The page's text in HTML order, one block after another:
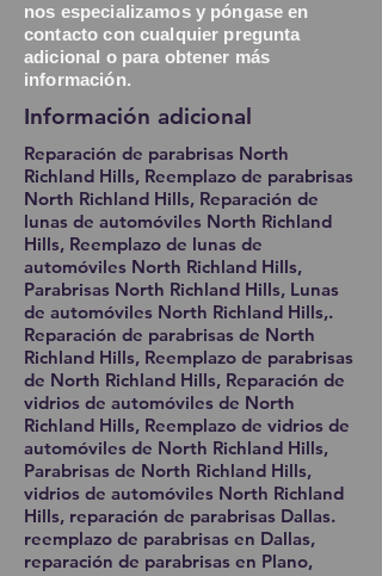
nos especializamos y póngase en
contacto con cualquier pregunta
adicional o para obtener más
información.
Información adicional
Reparación de parabrisas North
Richland Hills, Reemplazo de parabrisas
North Richland Hills, Reparación de
lunas de automóviles North Richland
Hills, Reemplazo de lunas de
automóviles North Richland Hills,
Parabrisas North Richland Hills, Lunas
de automóviles North Richland Hills,.
Reparación de parabrisas de North
Richland Hills, Reemplazo de parabrisas
de North Richland Hills, Reparación de
vidrios de automóviles de North
Richland Hills, Reemplazo de vidrios de
automóviles de North Richland Hills,
Parabrisas de North Richland Hills,
vidrios de automóviles North Richland
Hills, reparación de parabrisas Dallas.
reemplazo de parabrisas en Dallas,
reparación de parabrisas en Plano,